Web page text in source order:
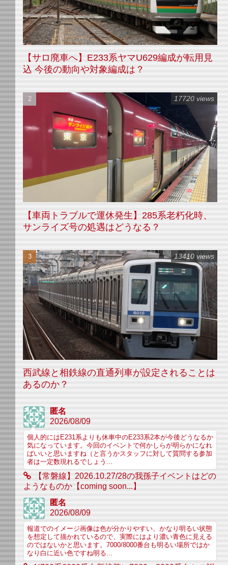
【サロ廃車へ】E233系ヤマU629編成が転用見
込 今後の動向や対象編成は？
【車両トラブルで運休発生】285系老朽化時、
サンライズ号の処遇はどうなる？
17720 views
西武線と相鉄線の直通列車が設定されることは
あるのか？
13410 views
匿名
2026/08/09
個人的にはE231系よりも休車中のE233系2本が今後どうなるか
気になっています。今回のイベントで何かしらが明らかになれ
ばいいと思いますね（と言うかスタッフに対して質問する参加
者は一定数現れるでしょう...
【常磐線】2026.10.27/28の我孫子イベントはどの
ようなものか【coming soon...】
匿名
2026/08/09
報道でのイメージ画像は色が分かりやすい、かなり明るい状態
を想定して描かれているので、実際にはより濃い青色に見える
のではないかと思います。7000/8000番台も明るい場所ではか
なり白に近い色ですね明る...